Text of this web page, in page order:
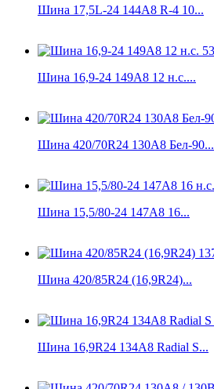
Шина 17,5L-24 144A8 R-4 10...
Шина 16,9-24 149A8 12 н.с....
Шина 420/70R24 130А8 Бел-90...
Шина 15,5/80-24 147A8 16...
Шина 420/85R24 (16,9R24)...
Шина 16,9R24 134A8 Radial S...